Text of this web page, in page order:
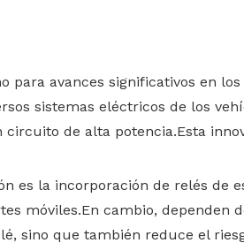
avances significativos en
sistemas eléctricos de los
de alta potencia.Esta
es la incorporación de relés de
móviles.En cambio,
sino que también reduce el